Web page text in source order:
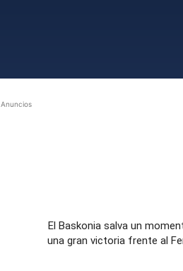
Anuncios
El Baskonia salva un
una gran victoria frente al